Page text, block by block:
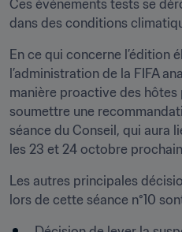
Ces événements tests se
dans des conditions
En ce qui concerne l’édition
l’administration de la FIFA
manière proactive des
soumettre une
séance du Conseil, qui aura
les 23 et 24 octobre
Les autres principales
lors de cette séance n°10